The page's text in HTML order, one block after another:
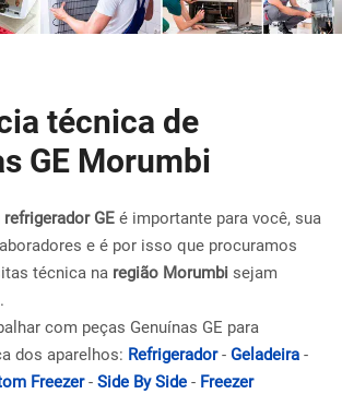
técnica de
GE Morumbi
refrigerador GE é importante para você, sua
e é por isso que procuramos
técnica na região Morumbi sejam
com peças Genuínas GE para
dos aparelhos: Refrigerador- Geladeira -
Freezer- Side By Side - Freezer